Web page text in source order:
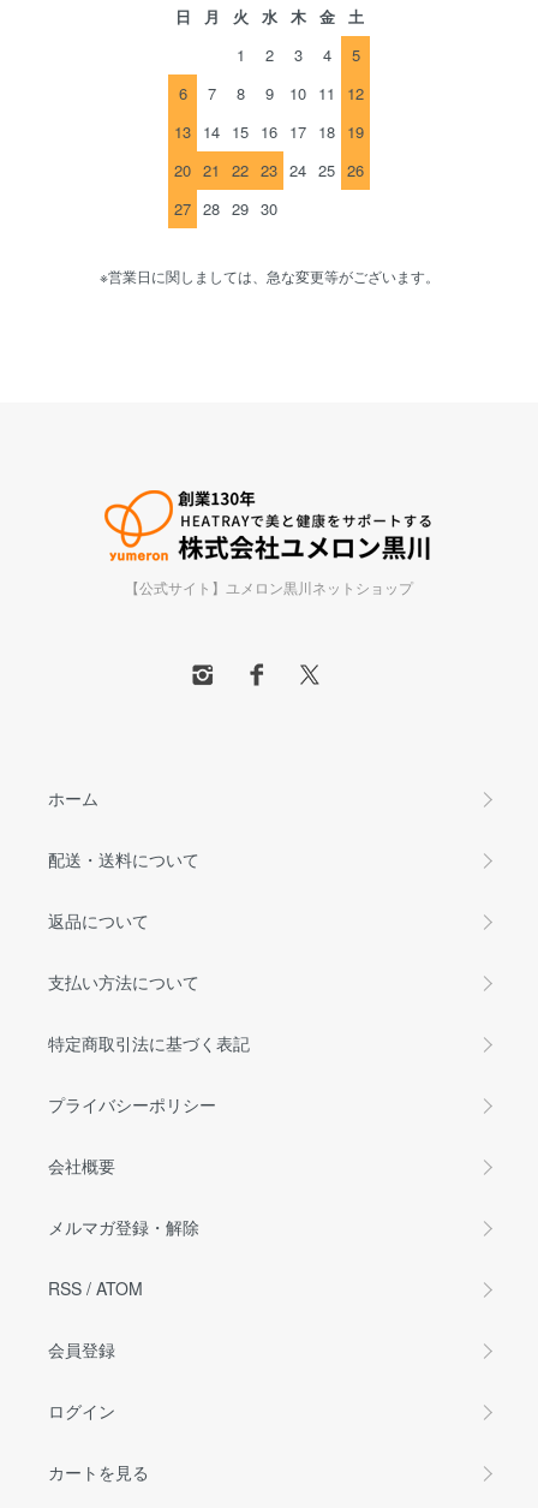
日 月 火 水 木 金
土
1
2 3 4
5
6
7 8 9 10 11
12
13 14 15 16 17 18 19
20 21 22 23 24 25 26
27 28 29 30
※営業日に関しましては、急な変更等がございます。
【公式サイト】ユメロン黒川ネットショップ
ホーム
配送・送料について
返品について
支払い方法について
特定商取引法に基づく表記
プライバシーポリシー
会社概要
メルマガ登録・解除
RSS / ATOM
会員登録
ログイン
カートを見る